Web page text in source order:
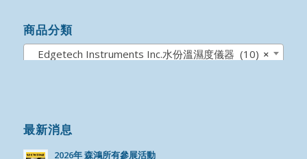
商品分類
×
Edgetech Instruments Inc.水份溫濕度儀器 (10)
最新消息
2026年 森鴻所有參展活動